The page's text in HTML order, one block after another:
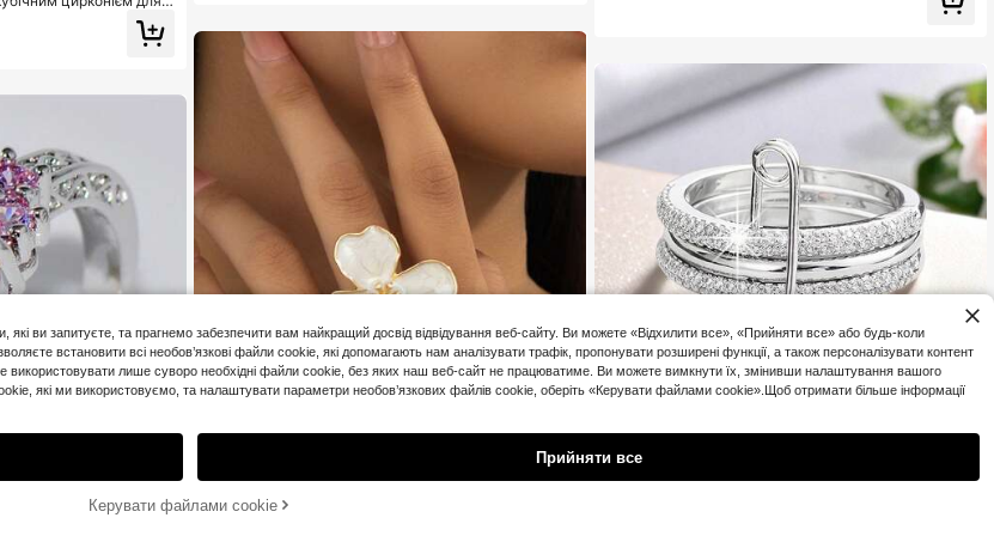
подарунок на Д
8% ВИМКНЕНО! ДОДАТИ ДО КОШИКА
ви запитуєте, та прагнемо забезпечити вам найкращий досвід відвідування веб-сайту. Ви можете «Відхилити все», «Прийняти все» або будь-коли
встановити всі необов’язкові файли cookie, які допомагають нам аналізувати трафік, пропонувати розширені функції, а також персоналізувати контент
лише суворо необхідні файли cookie, без яких наш веб-сайт не працюватиме. Ви можете вимкнути їх, змінивши налаштування вашого
які ми використовуємо, та налаштувати параметри необов’язкових файлів cookie, оберіть «Керувати файлами cookie».Щоб отримати більше інформації
Прийняти все
Керувати файлами cookie